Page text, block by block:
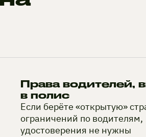
Права водителей,
в полис
Если берёте «открытую»
ограничений по водителям,
удостоверения не нужны